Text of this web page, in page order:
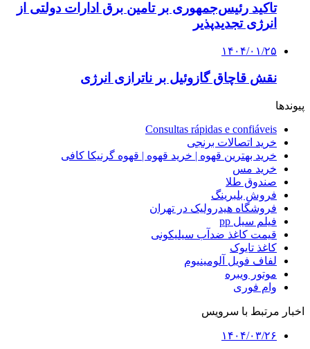
تاکید رئیس‌جمهوری بر تامین برق ادارات دولتی از
انرژی تجدیدپذیر
۱۴۰۴/۰۱/۲۵
نقش قاچاق گازوئیل بر ناترازی انرژی
پیوندها
Consultas rápidas e confiáveis
خرید اتصالات برنجی
خرید بهترین قهوه | خرید قهوه | قهوه گرنیکا کافی
خرید مس
صندوق طلا
فروش بلبرینگ
فروشگاه هیدرولیک در تهران
فیلم سیل pp
قیمت کاغذ ضدآب سیلیکونی
کاغذ تایوک
لفاف فویل آلومینیوم
موتور ویبره
وام فوری
اخبار مرتبط با سرویس
۱۴۰۴/۰۳/۲۶